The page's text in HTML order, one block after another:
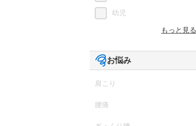
幼児
もっと見る
お悩み
肩こり
腰痛